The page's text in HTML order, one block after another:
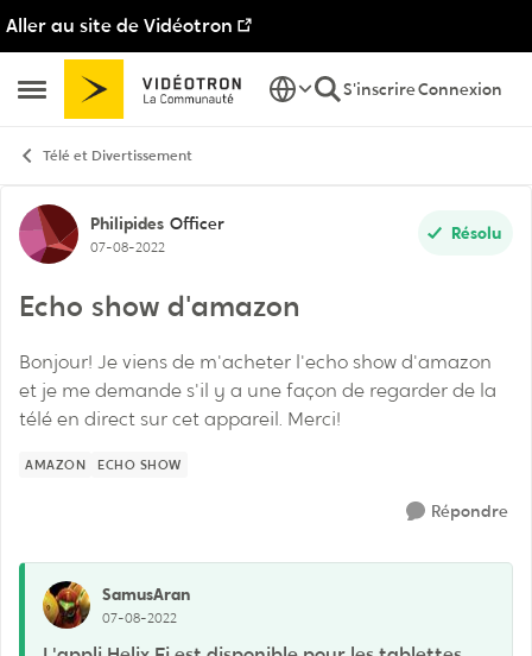
Aller au site de Vidéotron
Ouvrir Menu Latéral
Passer au contenu
S'inscrireConnexion
Télé et Divertissement
Discussion de forum
Philipides Officer
07-08-2022
Résolu
Echo show d'amazon
Bonjour! Je viens de m'acheter l'echo show d'amazon
et je me demande s'il y a une façon de regarder de la
télé en direct sur cet appareil. Merci!
AMAZON ECHO SHOW
Répondre
SamusAran
07-08-2022